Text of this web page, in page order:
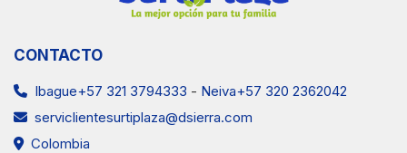
CONTACTO
Ibague+57 321 3794333 - Neiva+57 320 2362042
serviclientesurtiplaza@dsierra.com
Colombia